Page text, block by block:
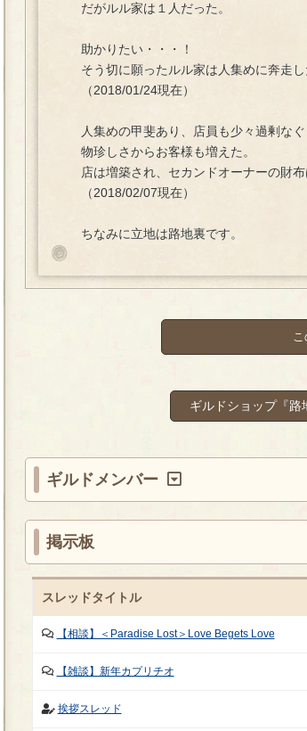
だがルル家は１人だった。
助かりたい・・・！
そう切に願ったルル家は人集めに奔走し
（2018/01/24現在）
人集めの甲斐あり、店員も少々過剰なぐ
物珍しさからお客様も増えた。
店は増築され、セカンドオーナーの財布
（2018/02/07現在）
ちなみに立地は路地裏です。
ギルドショップ『路
ギルドメンバー
掲示板
スレッドタイトル
【相談】＜Paradise Lost＞Love Begets Love
【雑談】新年カプリチオ
挨拶スレッド